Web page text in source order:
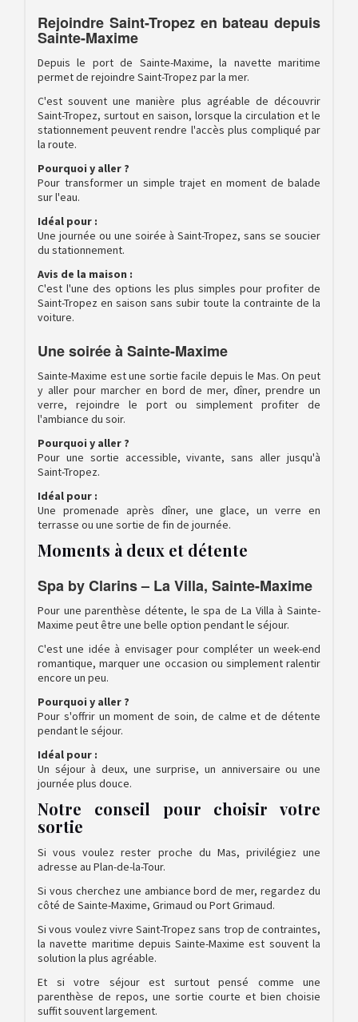
Rejoindre Saint-Tropez en bateau depuis
Sainte-Maxime
Depuis le port de Sainte-Maxime, la navette maritime
permet de rejoindre Saint-Tropez par la mer.
C'est souvent une manière plus agréable de découvrir
Saint-Tropez, surtout en saison, lorsque la circulation et le
stationnement peuvent rendre l'accès plus compliqué par
la route.
Pourquoi y aller ?
Pour transformer un simple trajet en moment de balade
sur l'eau.
Idéal pour :
Une journée ou une soirée à Saint-Tropez, sans se soucier
du stationnement.
Avis de la maison :
C'est l'une des options les plus simples pour profiter de
Saint-Tropez en saison sans subir toute la contrainte de la
voiture.
Une soirée à Sainte-Maxime
Sainte-Maxime est une sortie facile depuis le Mas. On peut
y aller pour marcher en bord de mer, dîner, prendre un
verre, rejoindre le port ou simplement profiter de
l'ambiance du soir.
Pourquoi y aller ?
Pour une sortie accessible, vivante, sans aller jusqu'à
Saint-Tropez.
Idéal pour :
Une promenade après dîner, une glace, un verre en
terrasse ou une sortie de fin de journée.
Moments à deux et détente
Spa by Clarins – La Villa, Sainte-Maxime
Pour une parenthèse détente, le spa de La Villa à Sainte-
Maxime peut être une belle option pendant le séjour.
C'est une idée à envisager pour compléter un week-end
romantique, marquer une occasion ou simplement ralentir
encore un peu.
Pourquoi y aller ?
Pour s'offrir un moment de soin, de calme et de détente
pendant le séjour.
Idéal pour :
Un séjour à deux, une surprise, un anniversaire ou une
journée plus douce.
Notre conseil pour choisir votre
sortie
Si vous voulez rester proche du Mas, privilégiez une
adresse au Plan-de-la-Tour.
Si vous cherchez une ambiance bord de mer, regardez du
côté de Sainte-Maxime, Grimaud ou Port Grimaud.
Si vous voulez vivre Saint-Tropez sans trop de contraintes,
la navette maritime depuis Sainte-Maxime est souvent la
solution la plus agréable.
Et si votre séjour est surtout pensé comme une
parenthèse de repos, une sortie courte et bien choisie
suffit souvent largement.